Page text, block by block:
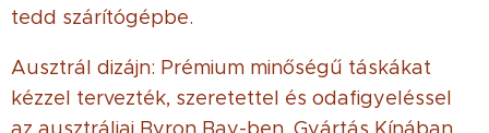
tedd szárítógépbe.
Ausztrál dizájn: Prémium minőségű táskákat
kézzel tervezték, szeretettel és odafigyeléssel